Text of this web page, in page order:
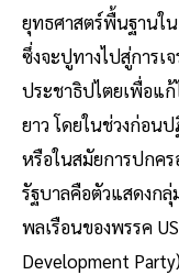
ยุทธศาสตร์พื้นฐานใ
ซึ่งจะปูทางไปสู่การเ
ประชาธิปไตยเพื่อแก้
ยาว โดยในช่วงก่อน
หรือในสมัยการปกค
รัฐบาลคือตัวแสดงก
พลเรือนของพรรค
Development